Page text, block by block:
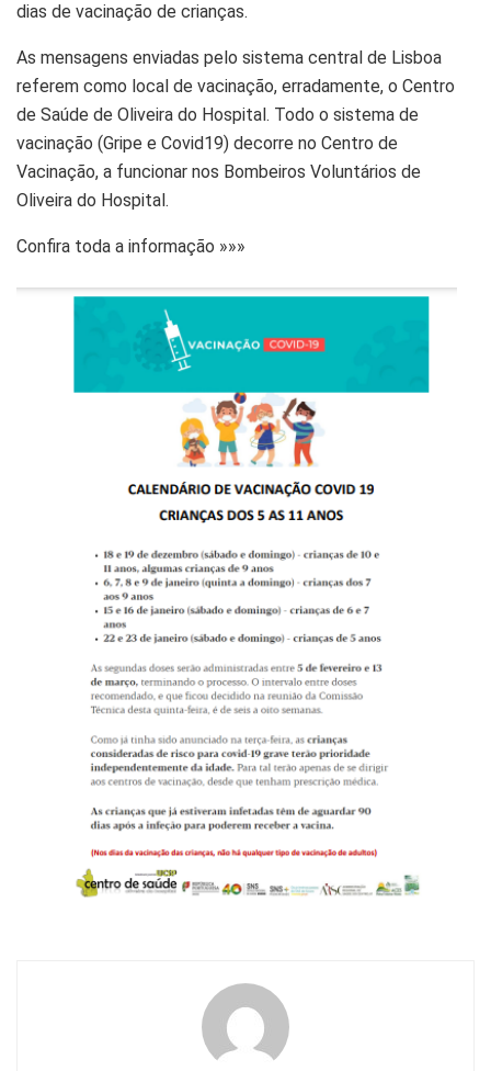
dias de vacinação de crianças.
As mensagens enviadas pelo sistema central de Lisboa
referem como local de vacinação, erradamente, o Centro
de Saúde de Oliveira do Hospital. Todo o sistema de
vacinação (Gripe e Covid19) decorre no Centro de
Vacinação, a funcionar nos Bombeiros Voluntários de
Oliveira do Hospital.
Confira toda a informação »»»